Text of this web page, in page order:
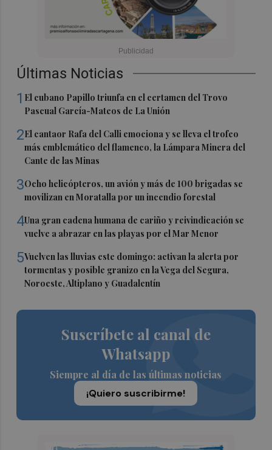
Últimas Noticias
1 El cubano Papillo triunfa en el certamen del Trovo
Pascual García-Mateos de La Unión
2El cantaor Rafa del Calli emociona y se lleva el trofeo
más emblemático del flamenco, la Lámpara Minera del
Cante de las Minas
3Ocho helicópteros, un avión y más de 100 brigadas se
movilizan en Moratalla por un incendio forestal
4Una gran cadena humana de cariño y reivindicación se
vuelve a abrazar en las playas por el Mar Menor
5Vuelven las lluvias este domingo: activan la alerta por
tormentas y posible granizo en la Vega del Segura,
Noroeste, Altiplano y Guadalentín
Suscríbete al canal de
Whatsapp
Siempre al día de las últimas noticias
¡Quiero suscribirme!